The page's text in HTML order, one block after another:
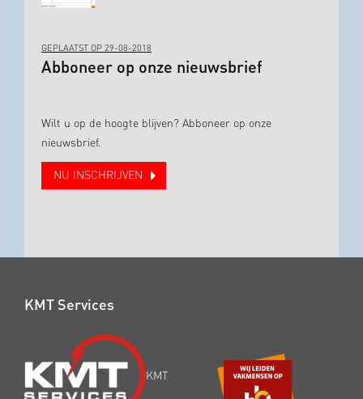
GEPLAATST OP 29-08-2018
Abboneer op onze nieuwsbrief
Wilt u op de hoogte blijven? Abboneer op onze
nieuwsbrief.
NU INSCHRIJVEN
KMT Services
KMT